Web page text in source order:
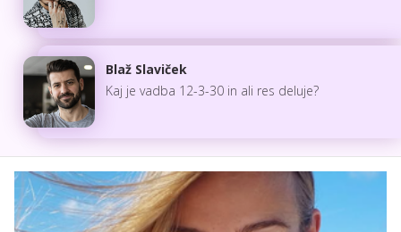
Blaž Slaviček
Kaj je vadba 12-3-30 in ali res deluje?